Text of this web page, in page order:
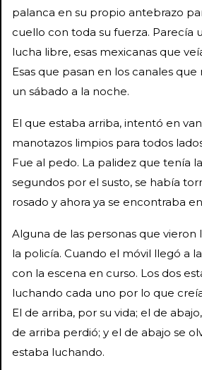
palanca en su propio antebrazo
cuello con toda su fuerza. Parecía
lucha libre, esas mexicanas que
Esas que pasan en los canales
un sábado a la noche.
El que estaba arriba, intentó en
manotazos limpios para todos
Fue al pedo. La palidez que tenía
segundos por el susto, se había
rosado y ahora ya se encontraba
Alguna de las personas que vieron
la policía. Cuando el móvil llegó a
con la escena en curso. Los dos
luchando cada uno por lo que
El de arriba, por su vida; el de
de arriba perdió; y el de abajo se
estaba luchando.